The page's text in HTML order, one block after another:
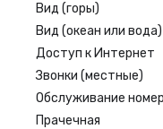
Вид (горы)
Вид (океан или вода)
Доступ к Интернет
Звонки (местные)
Обслуживание
Прачечная